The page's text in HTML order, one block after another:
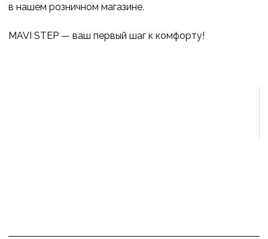
в нашем розничном магазине.
MAVI STEP — ваш первый шаг к комфорту!